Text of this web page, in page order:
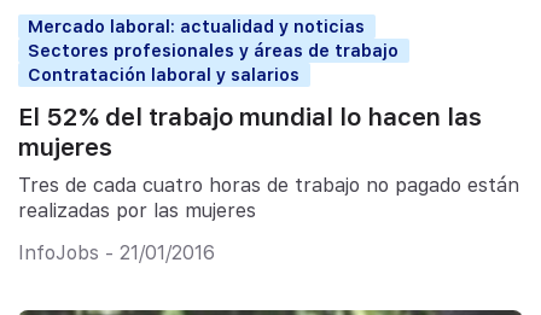
Mercado laboral: actualidad y noticias
Sectores profesionales y áreas de trabajo
Contratación laboral y salarios
El 52% del trabajo mundial lo hacen las
mujeres
Tres de cada cuatro horas de trabajo no pagado están
realizadas por las mujeres
InfoJobs - 21/01/2016